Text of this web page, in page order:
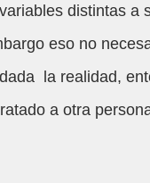
distintas a
eso no
la realidad,
a otra